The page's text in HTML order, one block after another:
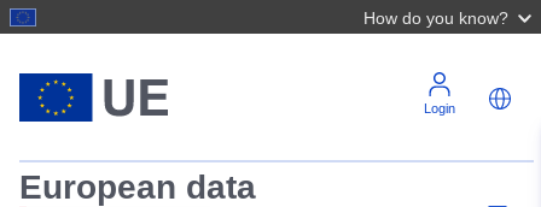
How do you know?
Login
European data